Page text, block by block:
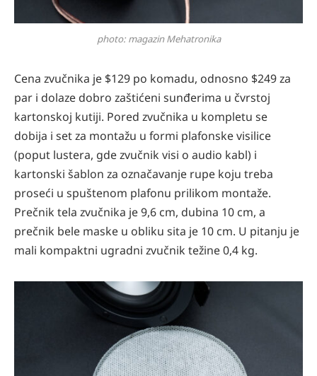
photo: magazin Mehatronika
Cena zvučnika je $129 po komadu, odnosno $249 za
par i dolaze dobro zaštićeni sunđerima u čvrstoj
kartonskoj kutiji. Pored zvučnika u kompletu se
dobija i set za montažu u formi plafonske visilice
(poput lustera, gde zvučnik visi o audio kabl) i
kartonski šablon za označavanje rupe koju treba
proseći u spuštenom plafonu prilikom montaže.
Prečnik tela zvučnika je 9,6 cm, dubina 10 cm, a
prečnik bele maske u obliku sita je 10 cm. U pitanju je
mali kompaktni ugradni zvučnik težine 0,4 kg.